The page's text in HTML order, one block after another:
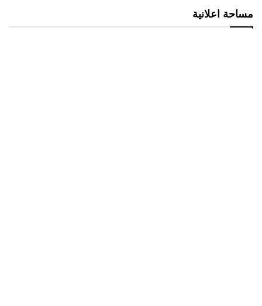
مساحة اعلانية